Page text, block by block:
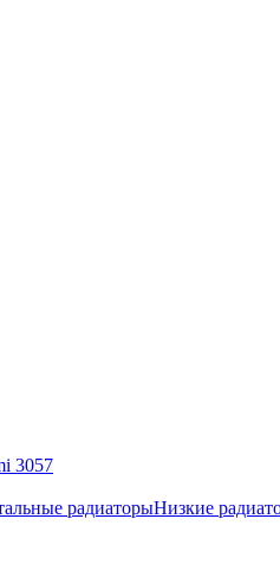
3057
радиаторыНизкие